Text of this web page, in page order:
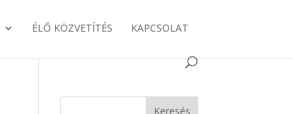
ÉLŐ KÖZVETÍTÉS KAPCSOLAT